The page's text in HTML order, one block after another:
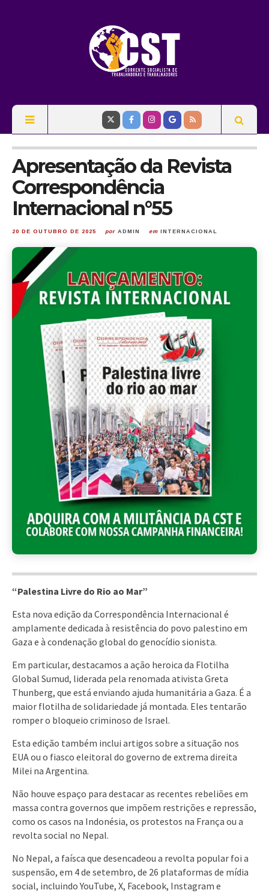
Apresentação da Revista
Correspondência
Internacional n°55
20 DE OUTUBRO DE 2025 por ADMIN em INTERNACIONAL
“Palestina Livre do Rio ao Mar”
Esta nova edição da Correspondência Internacional é
amplamente dedicada à resistência do povo palestino em
Gaza e à condenação global do genocídio sionista.
Em particular, destacamos a ação heroica da Flotilha
Global Sumud, liderada pela renomada ativista Greta
Thunberg, que está enviando ajuda humanitária a Gaza. É a
maior flotilha de solidariedade já montada. Eles tentarão
romper o bloqueio criminoso de Israel.
Esta edição também inclui artigos sobre a situação nos
EUA ou o fiasco eleitoral do governo de extrema direita
Milei na Argentina.
Não houve espaço para destacar as recentes rebeliões em
massa contra governos que impõem restrições e repressão,
como os casos na Indonésia, os protestos na França ou a
revolta social no Nepal.
No Nepal, a faísca que desencadeou a revolta popular foi a
suspensão, em 4 de setembro, de 26 plataformas de mídia
social, incluindo YouTube, X, Facebook, Instagram e